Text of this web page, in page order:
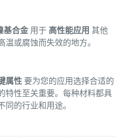
基合金用于 高性能应用 其他
温或腐蚀而失效的地方。
属性要为您的应用选择合适的
特性至关重要。每种材料都具
同的行业和用途。